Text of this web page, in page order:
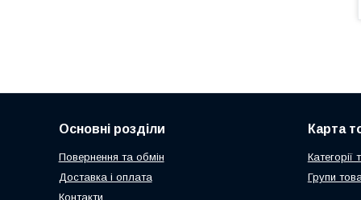
Основні розділи
Повернення та обмін
Доставка і оплата
Контакти
Карта
Категорії
Групи